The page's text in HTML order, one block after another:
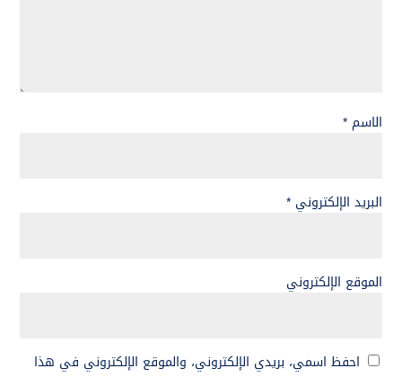
الاسم*
البريد الإلكتروني *
الموقع الإلكتروني
احفظ اسمي، بريدي الإلكتروني، والموقع الإلكتروني في هذا